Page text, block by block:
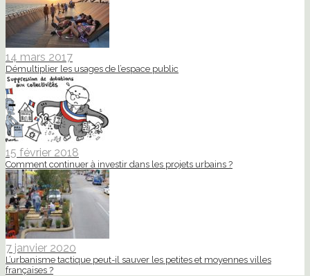
14 mars 2017
Démultiplier les usages de l’espace public
15 février 2018
Comment continuer à investir dans les projets urbains ?
7 janvier 2020
L’urbanisme tactique peut-il sauver les petites et moyennes villes
françaises ?